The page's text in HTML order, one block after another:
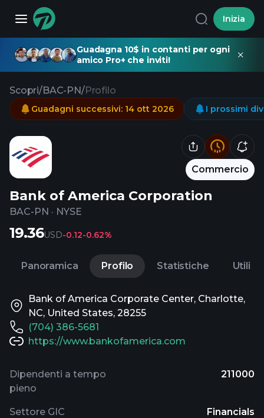
Inizia
Guadagna 10$ in contanti per ogni
amico Pro+ che inviti!
Scopri/BAC-PN/Profilo
Commercio
Bank of America Corporation
BAC-PN · NYSE
Guadagni successivi: 14 ott 2026 I prossimi
19.36USD-0.12-0.62%
Panoramica Profilo Statistiche Utili
Bank of America Corporate Center, Charlotte,
NC, United States, 28255
(704) 386-5681
https://www.bankofamerica.com
Dipendenti a tempo
pieno
211000
Settore GIC Financials